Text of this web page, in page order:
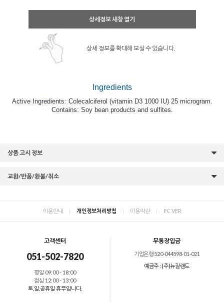
상세정보 새창 열기
상세 정보를 확대해 보실 수 있습니다.
Ingredients
Active Ingredients: Colecalciferol (vitamin D3 1000 IU) 25 microgram.
Contains: Soy bean products and sulfites.
상품 고시 정보
교환/반품/환불/취소
이용안내 | 개인정보처리방침 | 이용약관 | PC VER
고객센터
051-502-7820
평일 09:00 - 18:00
점심 12:00 - 13:00
토,일,공휴일 휴무입니다.
무통장입금
기업은행 520-044598-01-021
예금주 : (주)뉴질랜드